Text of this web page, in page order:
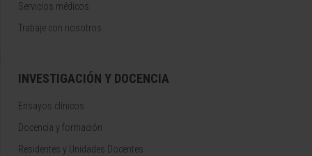
Servicios médicos
Trabaje con nosotros
INVESTIGACIÓN Y DOCENCIA
Ensayos clínicos
Docencia y formación
Residentes y Unidades Docentes